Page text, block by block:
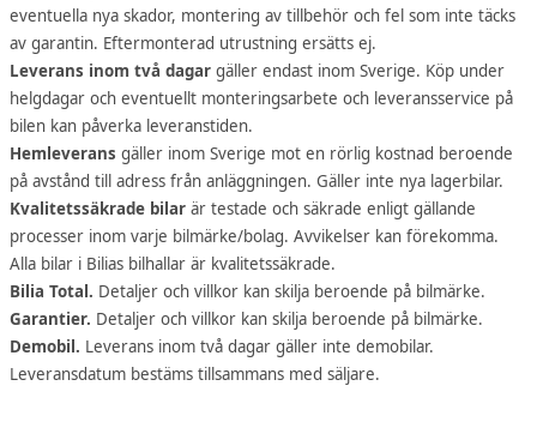
eventuella nya skador, montering av tillbehör och fel som inte täcks
av garantin. Eftermonterad utrustning ersätts ej.
Leverans inom två dagar gäller endast inom Sverige. Köp under
helgdagar och eventuellt monteringsarbete och leveransservice på
bilen kan påverka leveranstiden.
Hemleverans gäller inom Sverige mot en rörlig kostnad beroende
på avstånd till adress från anläggningen. Gäller inte nya lagerbilar.
Kvalitetssäkrade bilar är testade och säkrade enligt gällande
processer inom varje bilmärke/bolag. Avvikelser kan förekomma.
Alla bilar i Bilias bilhallar är kvalitetssäkrade.
Bilia Total. Detaljer och villkor kan skilja beroende på bilmärke.
Garantier. Detaljer och villkor kan skilja beroende på bilmärke.
Demobil. Leverans inom två dagar gäller inte demobilar.
Leveransdatum bestäms tillsammans med säljare.